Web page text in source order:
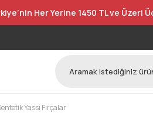
Her Yerine 1450 TL ve Üzeri
Yassı Fırçalar